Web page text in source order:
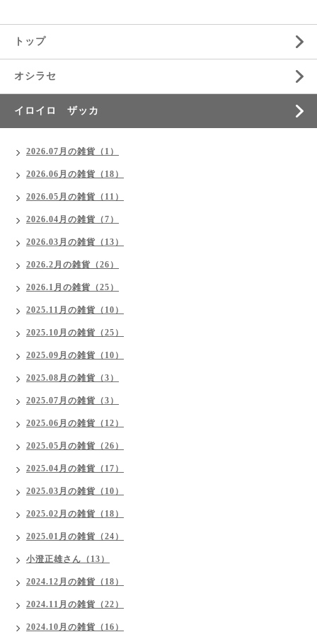
トップ
オシラセ
イロイロ ザッカ
2026.07月の雑貨（1）
2026.06月の雑貨（18）
2026.05月の雑貨（11）
2026.04月の雑貨（7）
2026.03月の雑貨（13）
2026.2月の雑貨（26）
2026.1月の雑貨（25）
2025.11月の雑貨（10）
2025.10月の雑貨（25）
2025.09月の雑貨（10）
2025.08月の雑貨（3）
2025.07月の雑貨（3）
2025.06月の雑貨（12）
2025.05月の雑貨（26）
2025.04月の雑貨（17）
2025.03月の雑貨（10）
2025.02月の雑貨（18）
2025.01月の雑貨（24）
小澄正雄さん（13）
2024.12月の雑貨（18）
2024.11月の雑貨（22）
2024.10月の雑貨（16）